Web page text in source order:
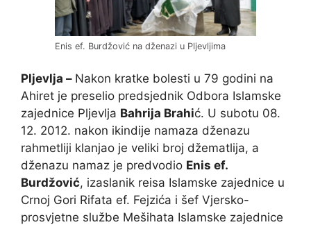
Enis ef. Burdžović na dženazi u Pljevljima
Pljevlja – Nakon kratke bolesti u 79 godini na
Ahiret je preselio predsjednik Odbora Islamske
zajednice Pljevlja Bahrija Brahić. U subotu 08.
12. 2012. nakon ikindije namaza dženazu
rahmetliji klanjao je veliki broj džematlija, a
dženazu namaz je predvodio Enis ef.
Burdžović, izaslanik reisa Islamske zajednice u
Crnoj Gori Rifata ef. Fejzića i šef Vjersko-
prosvjetne službe Mešihata Islamske zajednice